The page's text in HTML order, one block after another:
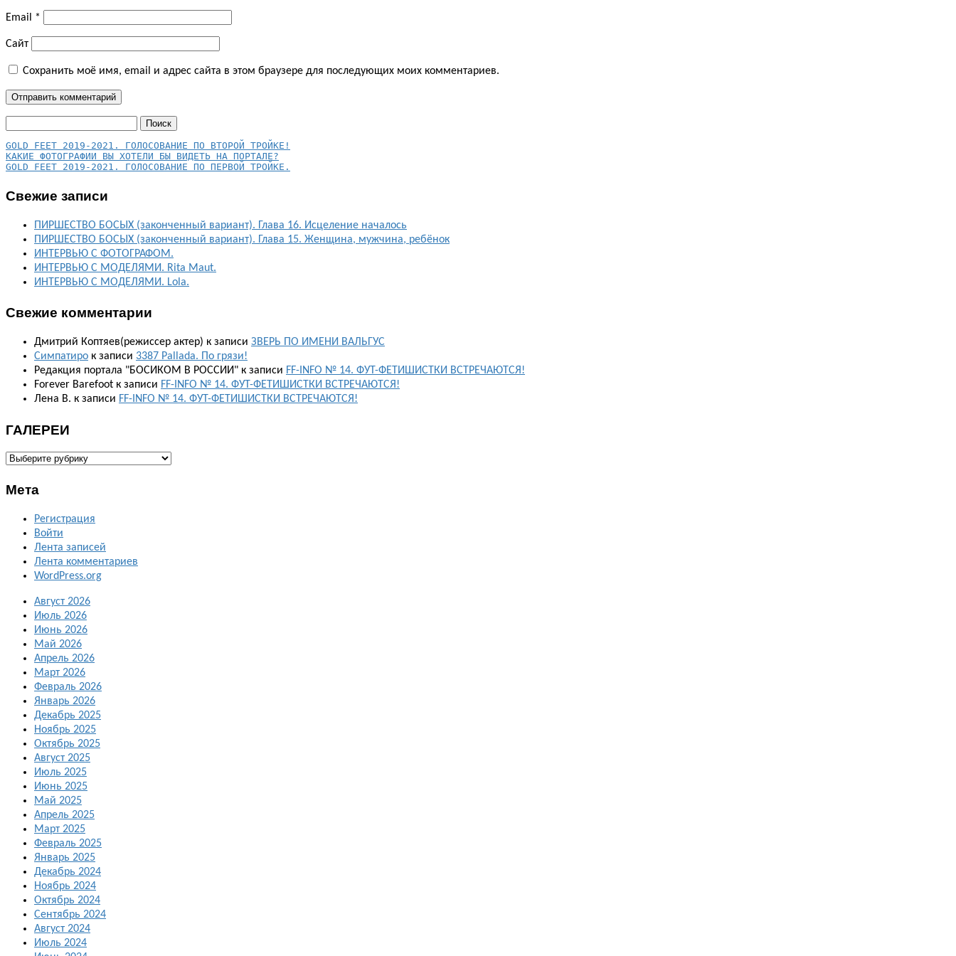
Email *
Сайт
Сохранить моё имя, email и адрес сайта в этом браузере для последующих моих комментариев.
КАКИЕ ФОТОГРАФИИ ВЫ ХОТЕЛИ БЫ ВИДЕТЬ НА ПОРТАЛЕ?
GOLD FEET 2019-2021. ГОЛОСОВАНИЕ ПО ПЕРВОЙ ТРОЙКЕ.
Свежие записи
ПИРШЕСТВО БОСЫХ (законченный вариант). Глава 16. Исцеление началось
ПИРШЕСТВО БОСЫХ (законченный вариант). Глава 15. Женщина, мужчина, ребёнок
ИНТЕРВЬЮ С ФОТОГРАФОМ.
ИНТЕРВЬЮ С МОДЕЛЯМИ. Rita Maut.
ИНТЕРВЬЮ С МОДЕЛЯМИ. Lola.
Свежие комментарии
Дмитрий Коптяев(режиссер актер) к записи ЗВЕРЬ ПО ИМЕНИ ВАЛЬГУС
Симпатиро к записи 3387 Pallada. По грязи!
Редакция портала "БОСИКОМ В РОССИИ" к записи FF-INFO № 14. ФУТ-ФЕТИШИСТКИ ВСТРЕЧАЮТСЯ!
Forever Barefoot к записи FF-INFO № 14. ФУТ-ФЕТИШИСТКИ ВСТРЕЧАЮТСЯ!
Лена В. к записи FF-INFO № 14. ФУТ-ФЕТИШИСТКИ ВСТРЕЧАЮТСЯ!
ГАЛЕРЕИ
ГАЛЕРЕИ
Мета
Регистрация
Войти
Лента записей
Лента комментариев
WordPress.org
Август 2026
Июль 2026
Июнь 2026
Май 2026
Апрель 2026
Март 2026
Февраль 2026
Январь 2026
Декабрь 2025
Ноябрь 2025
Октябрь 2025
Август 2025
Июль 2025
Июнь 2025
Май 2025
Апрель 2025
Март 2025
Февраль 2025
Январь 2025
Декабрь 2024
Ноябрь 2024
Октябрь 2024
Сентябрь 2024
Август 2024
Июль 2024